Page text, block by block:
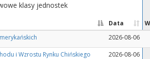
klasy jednostek
Data
2026-08-06
i Wzrostu Rynku Chińskiego 2026-08-06